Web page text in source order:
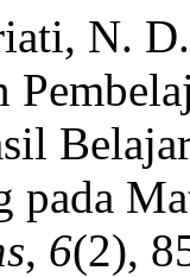
N.
pada
, 6(2),